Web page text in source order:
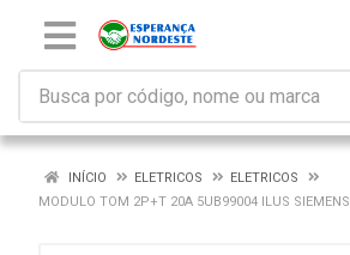
INÍCIO ELETRICOS
ELETRICOS
MODULO TOM 2P+T 20A 5UB99004 ILUS SIEMENS